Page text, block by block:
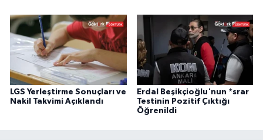
LGS Yerleştirme Sonuçları ve
Nakil Takvimi Açıklandı
Erdal Beşikçioğlu'nun *srar
Testinin Pozitif Çıktığı
Öğrenildi